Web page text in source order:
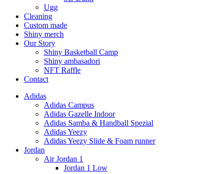
Ugg
Cleaning
Custom made
Shiny merch
Our Story
Shiny Basketball Camp
Shiny ambasadori
NFT Raffle
Contact
Adidas
Adidas Campus
Adidas Gazelle Indoor
Adidas Samba & Handball Spezial
Adidas Yeezy
Adidas Yeezy Slide & Foam runner
Jordan
Air Jordan 1
Jordan 1 Low